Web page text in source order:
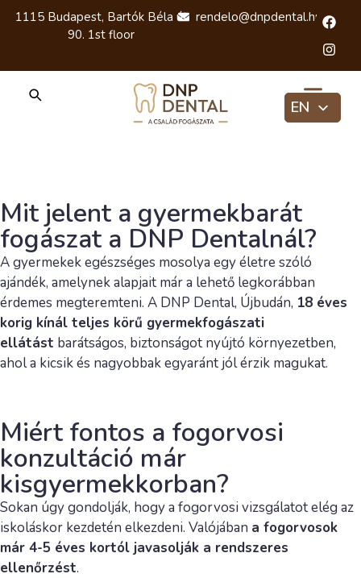
1115 Budapest, Bartók Béla út
90. 1st floor
rendelo@dnpdental.hu
EN
Mit jelent a gyermekbarát
fogászat a DNP Dentalnál?
A gyermekek egészséges mosolya egy életre szóló
ajándék, amelynek alapjait már a lehető legkorábban
érdemes megteremteni. A DNP Dental, Újbudán, 18 éves
korig kínál teljes körű gyermekfogászati
ellátást barátságos, biztonságot nyújtó környezetben,
ahol a kicsik és nagyobbak egyaránt jól érzik magukat.
Miért fontos a fogorvosi
konzultáció már
kisgyermekkorban?
Sokan úgy gondolják, hogy a fogorvosi vizsgálatot elég az
iskoláskor kezdetén elkezdeni. Valójában a fogorvosok
már 4-5 éves kortól javasolják a rendszeres
ellenőrzést.